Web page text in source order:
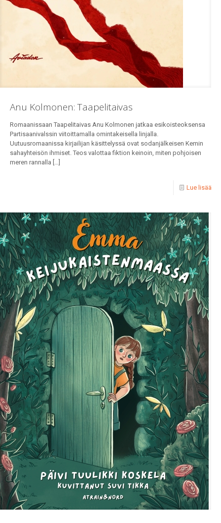
Anu Kolmonen: Taapelitaivas
Romaanissaan Taapelitaivas Anu Kolmonen jatkaa esikoisteoksensa
Partisaanivalssin viitoittamalla omintakeisella linjalla.
Uutuusromaanissa kirjailijan käsittelyssä ovat sodanjälkeisen Kemin
sahayhteisön ihmiset. Teos valottaa fiktion keinoin, miten pohjoisen
meren rannalla […]
Lue lisää